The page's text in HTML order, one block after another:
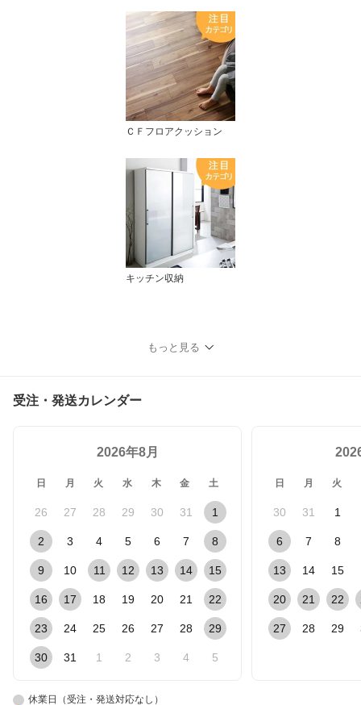
ＣＦフロアクッション
キッチン収納
もっと見る
受注・発送カレンダー
2026年8月
日 月 火 水 木 金 土
26 27 28 29 30 31 1
2 3 4 5 6 7 8
9 10 11 12 13 14 15
16 17 18 19 20 21 22
23 24 25 26 27 28 29
30 31 1 2 3 4 5
日 月 火
30 31 1
6 7 8
13 14 15
20 21 22
27 28 29
休業日（受注・発送対応なし）